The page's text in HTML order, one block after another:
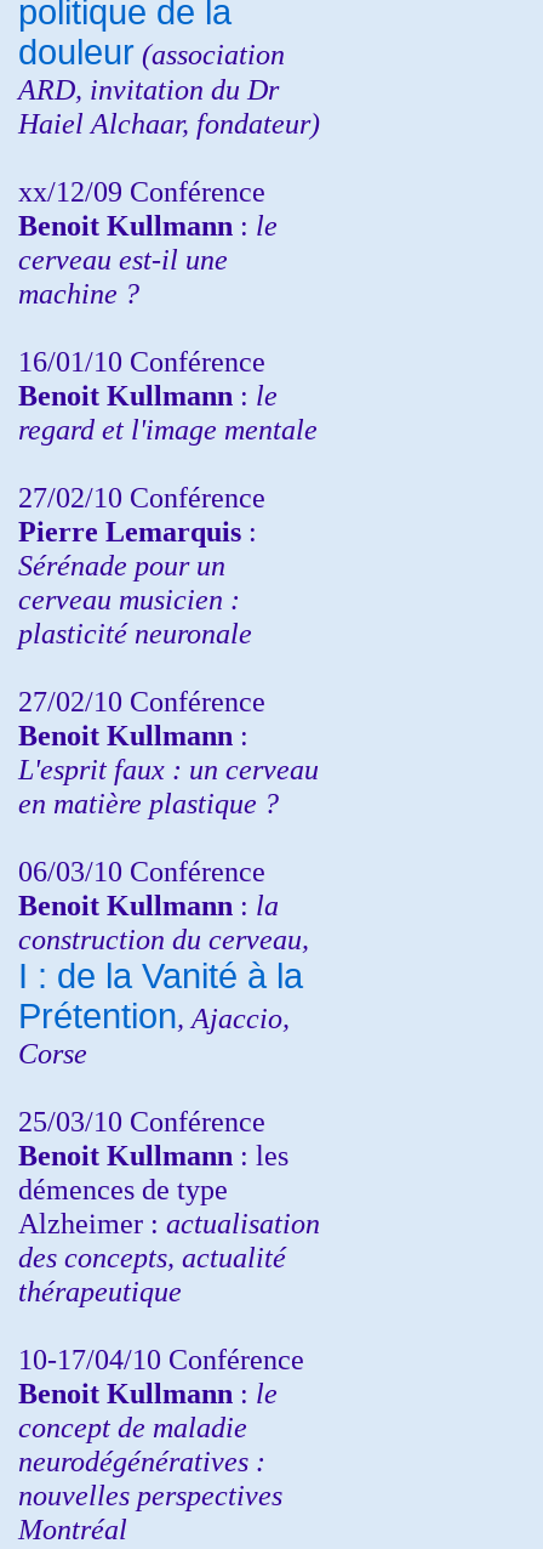
politique de la
douleur (association
ARD, invitation du Dr
Haiel Alchaar, fondateur)
xx/12/09 Conférence
Benoit Kullmann : le
cerveau est-il une
machine ?
16/01/10 Conférence
Benoit Kullmann : le
regard et l'image mentale
27/02/10 Conférence
Pierre Lemarquis :
Sérénade pour un
cerveau musicien :
plasticité neuronale
27/02/10 Conférence
Benoit Kullmann :
L'esprit faux : un cerveau
en matière plastique ?
06/03/10 Conférence
Benoit Kullmann : la
construction du cerveau,
I : de la Vanité à la
Prétention, Ajaccio,
Corse
25/03/10 Conférence
Benoit Kullmann : les
démences de type
Alzheimer : actualisation
des concepts, actualité
thérapeutique
10-17/04/10 Conférence
Benoit Kullmann : le
concept de maladie
neurodégénératives :
nouvelles perspectives
Montréal